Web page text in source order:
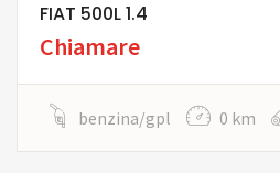
FIAT 500L 1.4
Chiamare
benzina/gpl 0 km